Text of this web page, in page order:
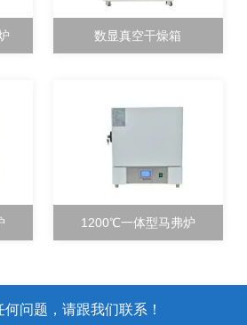
数显真空干燥箱
1200℃一体型马弗炉
问题，请跟我们联系！